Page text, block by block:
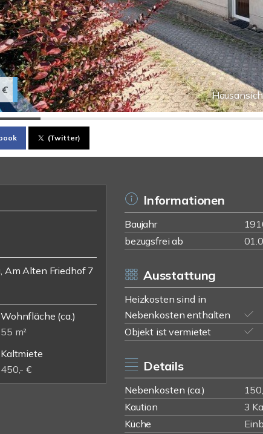
€
(Twitter)
Am Alten Friedhof 7
Wohnfläche (ca.)
55 m²
Kaltmiete
450,- €
Informationen
Baujahr
bezugsfrei ab
Ausstattung
Heizkosten sind in
Nebenkosten enthalten
Objekt ist vermietet
Details
Nebenkosten (ca.)
Kaution
3
Küche